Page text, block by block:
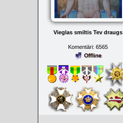
Vieglas smiltis Tev draugs
Komentāri: 6565